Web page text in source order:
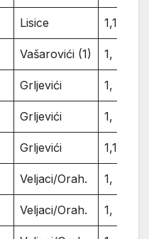
Lisice 1,1,
Vašarovići (1) 1,
Grljevići 1,
Grljevići 1,
Grljevići 1,1,
Veljaci/Orah. 1,
Veljaci/Orah. 1,